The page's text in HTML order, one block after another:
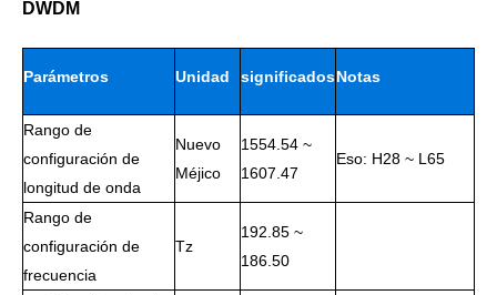
DWDM
Parámetros Unidad
trabajo
significadosNotas
Rango de
configuración de
longitud de onda
Nuevo
Méjico
1554.54 ~
1607.47
Eso: H28 ~ L65
Rango de
configuración de
frecuencia
Tz
192.85 ~
186.50